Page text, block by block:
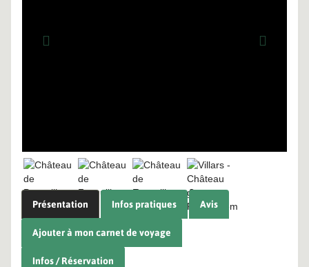
Présentation Infos pratiques Avis
Ajouter à mon carnet de voyage
Infos / Réservation